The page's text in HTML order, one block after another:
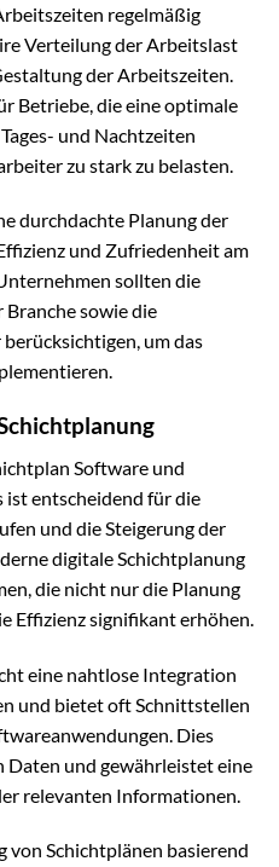
regelmäßig
Verteilung der Arbeitslast
der Arbeitszeiten.
Betriebe, die eine optimale
und Nachtzeiten
zu stark zu belasten.
durchdachte Planung der
und Zufriedenheit am
sollten die
sowie die
um das
Software und
ist entscheidend für die
und die Steigerung der
digitale Schichtplanung
die nicht nur die Planung
Effizienz signifikant erhöhen.
eine nahtlose Integration
und bietet oft Schnittstellen
Dies
und gewährleistet eine
relevanten Informationen.
Schichtplänen basierend